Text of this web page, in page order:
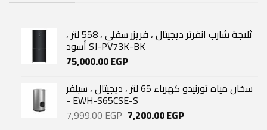
ثلاجة شارب انفرتر ديجيتال ، فريزر سفلي ، 558 لتر ،
أسود SJ-PV73K-BK
75,000.00EGP
سخان مياه تورنيدو كهرباء 65 لتر ، ديجيتال ، سيلفر
- EWH-S65CSE-S
7,999.00EGP Original
7,200.00EGPCurrent